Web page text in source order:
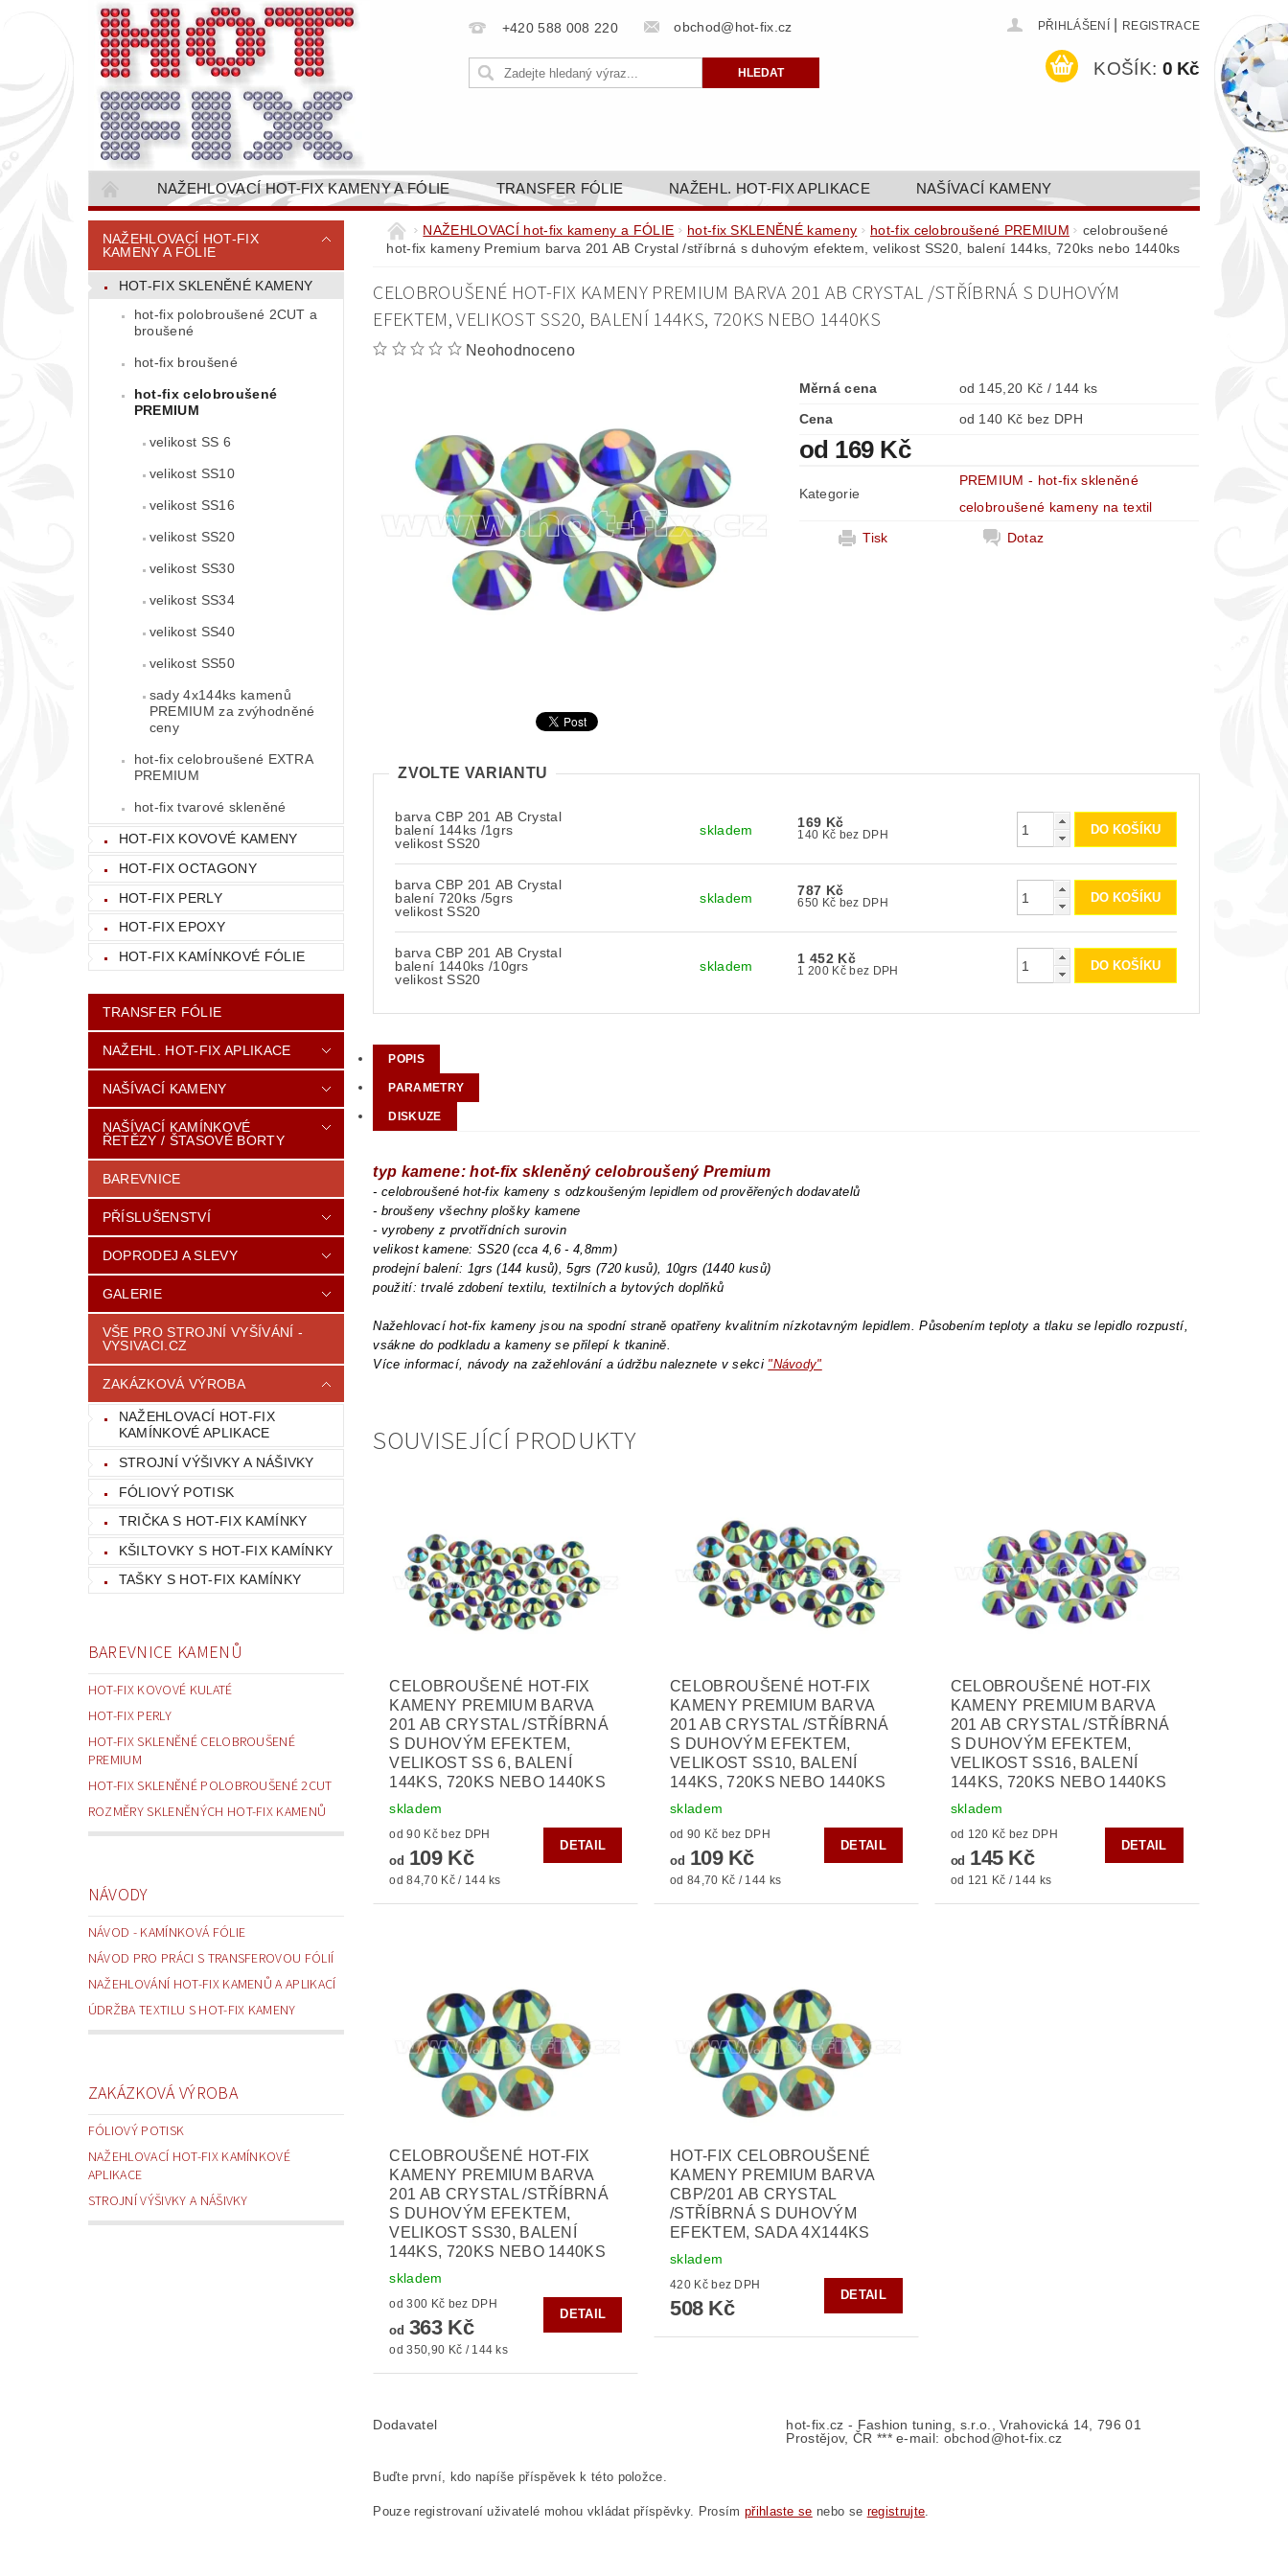
+420 588 008 220 obchod@hot-fix.cz PŘIHLÁŠENÍ REGISTRACE
KOŠÍK: 0 Kč
NAŽEHLOVACÍ HOT-FIX KAMENY A FÓLIE TRANSFER FÓLIE NAŽEHL. HOT-FIX APLIKACE NAŠÍVACÍ KAMENY
NAŠÍVACÍ KAMÍNKOVÉ ŘETĚZY / ŠTASOVÉ BORTY BAREVNICE PŘÍSLUŠENSTVÍ DOPRODEJ A SLEVY GALERIE
VŠE PRO STROJNÍ VYŠÍVÁNÍ - VYSIVACI.CZ ZAKÁZKOVÁ VÝROBA NAPIŠTE NÁM KONTAKTY FA FASHION TUNING, S.R.O.
BAREVNICE KAMENŮ NÁVODY OBCHODNÍ PODMÍNKY PRO E-SHOP HOT-FIX.CZ ZÁSADY OCHRANY OSOBNÍCH ÚDAJŮ
CENÍK DOPRAVY (NÁKLADŮ EXPEDICE) PLATNÝ OD 14. 1.2025
NAŽEHLOVACÍ HOT-FIX
KAMENY A FÓLIE
HOT-FIX SKLENĚNÉ KAMENY
hot-fix polobroušené 2CUT a
broušené
hot-fix broušené
hot-fix celobroušené
PREMIUM
velikost SS 6
velikost SS10
velikost SS16
velikost SS20
velikost SS30
velikost SS34
velikost SS40
velikost SS50
sady 4x144ks kamenů
PREMIUM za zvýhodněné
ceny
hot-fix celobroušené EXTRA
PREMIUM
hot-fix tvarové skleněné
HOT-FIX KOVOVÉ KAMENY
HOT-FIX OCTAGONY
HOT-FIX PERLY
HOT-FIX EPOXY
HOT-FIX KAMÍNKOVÉ FÓLIE
TRANSFER FÓLIE
NAŽEHL. HOT-FIX APLIKACE
NAŠÍVACÍ KAMENY
NAŠÍVACÍ KAMÍNKOVÉ
ŘETĚZY / ŠTASOVÉ BORTY
BAREVNICE
PŘÍSLUŠENSTVÍ
DOPRODEJ A SLEVY
GALERIE
VŠE PRO STROJNÍ VYŠÍVÁNÍ -
VYSIVACI.CZ
ZAKÁZKOVÁ VÝROBA
NAŽEHLOVACÍ HOT-FIX
KAMÍNKOVÉ APLIKACE
STROJNÍ VÝŠIVKY A NÁŠIVKY
FÓLIOVÝ POTISK
TRIČKA S HOT-FIX KAMÍNKY
KŠILTOVKY S HOT-FIX KAMÍNKY
TAŠKY S HOT-FIX KAMÍNKY
BAREVNICE KAMENŮ
HOT-FIX KOVOVÉ KULATÉ
HOT-FIX PERLY
HOT-FIX SKLENĚNÉ CELOBROUŠENÉ
PREMIUM
HOT-FIX SKLENĚNÉ POLOBROUŠENÉ 2CUT
ROZMĚRY SKLENĚNÝCH HOT-FIX KAMENŮ
NÁVODY
NÁVOD - KAMÍNKOVÁ FÓLIE
NÁVOD PRO PRÁCI S TRANSFEROVOU FÓLIÍ
NAŽEHLOVÁNÍ HOT-FIX KAMENŮ A APLIKACÍ
ÚDRŽBA TEXTILU S HOT-FIX KAMENY
ZAKÁZKOVÁ VÝROBA
FÓLIOVÝ POTISK
NAŽEHLOVACÍ HOT-FIX KAMÍNKOVÉ
APLIKACE
STROJNÍ VÝŠIVKY A NÁŠIVKY
NAŽEHLOVACÍ hot-fix kameny a FÓLIE hot-fix SKLENĚNÉ kameny hot-fix celobroušené PREMIUM
celobroušené
hot-fix kameny Premium barva 201 AB Crystal /stříbrná s duhovým efektem, velikost SS20, balení 144ks, 720ks nebo 1440ks
CELOBROUŠENÉ HOT-FIX KAMENY PREMIUM BARVA 201 AB CRYSTAL /STŘÍBRNÁ S DUHOVÝM
EFEKTEM, VELIKOST SS20, BALENÍ 144KS, 720KS NEBO 1440KS
Neohodnoceno
Měrná cena
od 145,20 Kč / 144 ks
Cena
od 140 Kč bez DPH
od 169 Kč
Kategorie
PREMIUM - hot-fix skleněné
celobroušené kameny na textil
Tisk
Dotaz
ZVOLTE VARIANTU
barva CBP 201 AB Crystal
balení 144ks /1grs
velikost SS20
skladem 169 Kč
140 Kč bez DPH
barva CBP 201 AB Crystal
balení 720ks /5grs
velikost SS20
skladem 787 Kč
650 Kč bez DPH
barva CBP 201 AB Crystal
balení 1440ks /10grs
velikost SS20
skladem 1 452 Kč
1 200 Kč bez DPH
POPIS
PARAMETRY
DISKUZE
typ kamene: hot-fix skleněný celobroušený Premium
- celobroušené hot-fix kameny s odzkoušeným lepidlem od prověřených dodavatelů
- broušeny všechny plošky kamene
- vyrobeny z prvotřídních surovin
velikost kamene: SS20 (cca 4,6 - 4,8mm)
prodejní balení: 1grs (144 kusů), 5grs (720 kusů), 10grs (1440 kusů)
použití: trvalé zdobení textilu, textilních a bytových doplňků
Nažehlovací hot-fix kameny jsou na spodní straně opatřeny kvalitním nízkotavným lepidlem. Působením teploty a tlaku se lepidlo rozpustí,
vsákne do podkladu a kameny se přilepí k tkanině.
Více informací, návody na zažehlování a údržbu naleznete v sekci "Návody"
SOUVISEJÍCÍ PRODUKTY
CELOBROUŠENÉ HOT-FIX
KAMENY PREMIUM BARVA
201 AB CRYSTAL /STŘÍBRNÁ
S DUHOVÝM EFEKTEM,
VELIKOST SS 6, BALENÍ
144KS, 720KS NEBO 1440KS
skladem
od 90 Kč bez DPH
od 109 Kč
od 84,70 Kč / 144 ks
DETAIL
CELOBROUŠENÉ HOT-FIX
KAMENY PREMIUM BARVA
201 AB CRYSTAL /STŘÍBRNÁ
S DUHOVÝM EFEKTEM,
VELIKOST SS10, BALENÍ
144KS, 720KS NEBO 1440KS
skladem
od 90 Kč bez DPH
od 109 Kč
od 84,70 Kč / 144 ks
DETAIL
CELOBROUŠENÉ HOT-FIX
KAMENY PREMIUM BARVA
201 AB CRYSTAL /STŘÍBRNÁ
S DUHOVÝM EFEKTEM,
VELIKOST SS16, BALENÍ
144KS, 720KS NEBO 1440KS
skladem
od 120 Kč bez DPH
od 145 Kč
od 121 Kč / 144 ks
DETAIL
CELOBROUŠENÉ HOT-FIX
KAMENY PREMIUM BARVA
201 AB CRYSTAL /STŘÍBRNÁ
S DUHOVÝM EFEKTEM,
VELIKOST SS30, BALENÍ
144KS, 720KS NEBO 1440KS
skladem
od 300 Kč bez DPH
od 363 Kč
od 350,90 Kč / 144 ks
DETAIL
HOT-FIX CELOBROUŠENÉ
KAMENY PREMIUM BARVA
CBP/201 AB CRYSTAL
/STŘÍBRNÁ S DUHOVÝM
EFEKTEM, SADA 4X144KS
skladem
420 Kč bez DPH
508 Kč
DETAIL
Dodavatel
hot-fix.cz - Fashion tuning, s.r.o., Vrahovická 14, 796 01
Prostějov, ČR *** e-mail: obchod@hot-fix.cz
Buďte první, kdo napíše příspěvek k této položce.
Pouze registrovaní uživatelé mohou vkládat příspěvky. Prosím přihlaste se nebo se registrujte